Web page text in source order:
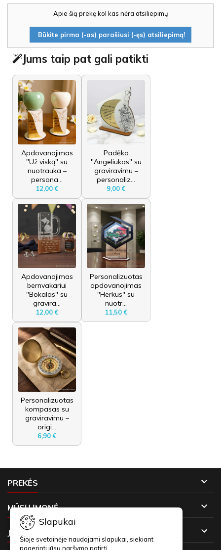
Apie šią prekę kol kas nėra atsiliepimų
Būkite pirma (-as) parašiusi (-ęs) atsiliepimą!
Jums taip pat gali patikti
Apdovanojimas
"Už viską" su
nuotrauka –
persona...
12,00 €
Padėka
"Angeliukas" su
graviravimu –
personaliz...
9,00 €
Apdovanojimas
bernvakariui
"Bokalas" su
gravira...
12,00 €
Personalizuotas
apdovanojimas
"Herkus" su
nuotr...
11,50 €
Personalizuotas
kompasas su
graviravimu –
origi...
6,90 €
PREKĖS 
MŪSŲ ĮMONĖ 
JŪSŲ PASKYRA 
Slapukai
Šioje svetainėje naudojami slapukai, siekiant
pagerinti jūsų naršymo patirtį.